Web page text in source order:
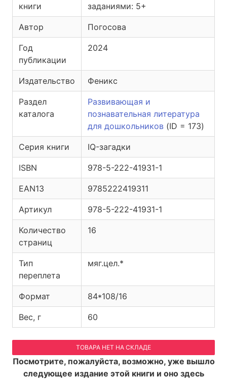
книги
заданиями: 5+
Автор Погосова
Год
публикации
2024
Издательство Феникс
Раздел
каталога
Развивающая и
познавательная литература
для дошкольников (ID = 173)
Серия книги IQ-загадки
ISBN 978-5-222-41931-1
EAN13 9785222419311
Артикул 978-5-222-41931-1
Количество
страниц
16
Тип
переплета
мяг.цел.*
Формат 84*108/16
Вес, г 60
ТОВАРА НЕТ НА СКЛАДЕ
Посмотрите, пожалуйста, возможно, уже вышло
следующее издание этой книги и оно здесь